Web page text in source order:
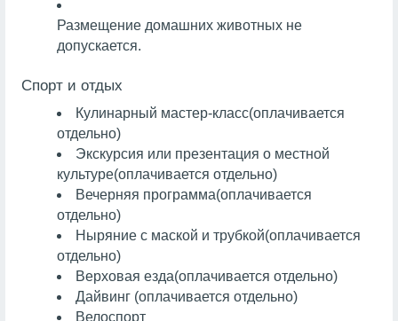
Размещение домашних животных не
допускается.
Спорт и отдых
Кулинарный мастер-класс(оплачивается
отдельно)
Экскурсия или презентация о местной
культуре(оплачивается отдельно)
Вечерняя программа(оплачивается
отдельно)
Ныряние с маской и трубкой(оплачивается
отдельно)
Верховая езда(оплачивается отдельно)
Дайвинг (оплачивается отдельно)
Велоспорт